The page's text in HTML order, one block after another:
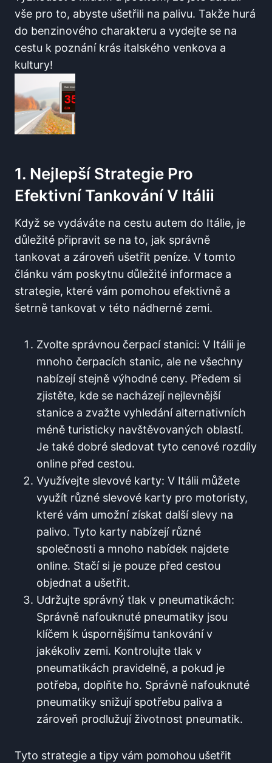
vše ​pro to, ‍abyste ušetřili na​ palivu. Takže hurá
do benzinového ⁤charakteru a vydejte se⁣ na
cestu k poznání krás italského venkova a
kultury!
1. Nejlepší Strategie Pro
Efektivní Tankování V Itálii
Když se vydáváte⁤ na cestu autem do ⁤Itálie, je
důležité ⁤připravit se na to, jak správně
tankovat ‍a⁤ zároveň ušetřit peníze. V tomto
článku vám poskytnu důležité informace a
strategie, které vám pomohou ⁢efektivně a
šetrně tankovat v této ​nádherné zemi.
Zvolte správnou čerpací ​stanici: V Itálii je⁤
mnoho čerpacích stanic, ‍ale ne všechny
nabízejí ‌stejně výhodné ceny. Předem si
zjistěte, kde se​ nacházejí nejlevnější
stanice a zvažte ⁢vyhledání alternativních
méně turisticky navštěvovaných oblastí.
Je také dobré sledovat tyto cenové rozdíly
online před cestou.
Využívejte slevové karty: ‍V Itálii můžete
využít různé slevové karty pro ‍motoristy,
které vám umožní získat další slevy na
palivo. Tyto karty nabízejí ​různé
společnosti ‌a mnoho nabídek najdete
online. Stačí si je pouze před cestou
objednat a‌ ušetřit.
Udržujte správný tlak v pneumatikách:⁣
Správně nafouknuté pneumatiky jsou‍
klíčem k úspornějšímu tankování v
jakékoliv ⁢zemi. Kontrolujte tlak v
pneumatikách pravidelně,​ a pokud je
potřeba, doplňte ⁢ho.⁣ Správně nafouknuté
pneumatiky snižují spotřebu paliva a
zároveň prodlužují životnost pneumatik.
Tyto strategie a tipy vám pomohou ⁤ušetřit ​